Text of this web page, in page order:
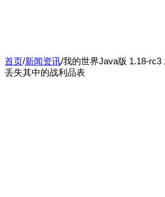
首页/新闻资讯/我的世界Java版 1.18-
丢失其中的战利品表